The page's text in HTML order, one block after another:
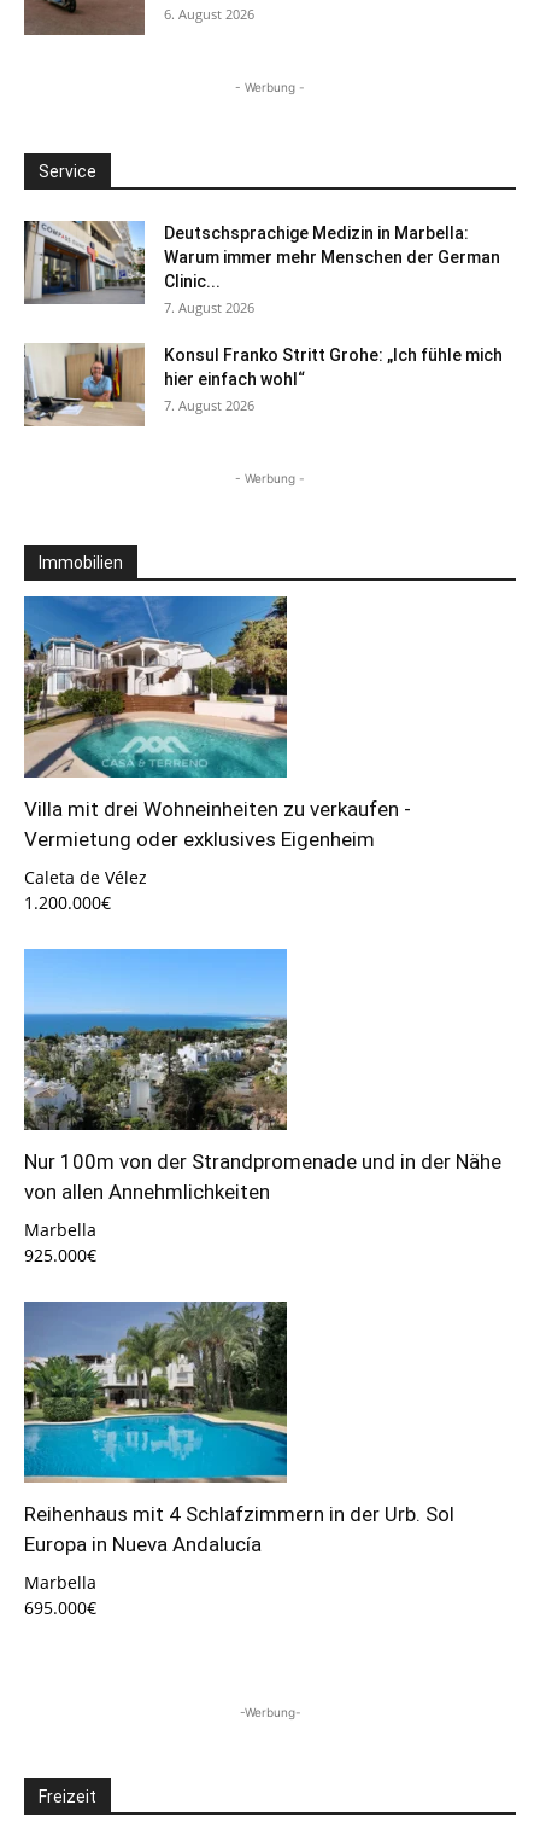
6. August 2026
- Werbung -
Service
Deutschsprachige Medizin in Marbella:
Warum immer mehr Menschen der German
Clinic...
7. August 2026
Konsul Franko Stritt Grohe: „Ich fühle mich
hier einfach wohl“
7. August 2026
- Werbung -
Immobilien
Villa mit drei Wohneinheiten zu verkaufen -
Vermietung oder exklusives Eigenheim
Caleta de Vélez
1.200.000€
Nur 100m von der Strandpromenade und in der Nähe
von allen Annehmlichkeiten
Marbella
925.000€
Reihenhaus mit 4 Schlafzimmern in der Urb. Sol
Europa in Nueva Andalucía
Marbella
695.000€
-Werbung-
Freizeit